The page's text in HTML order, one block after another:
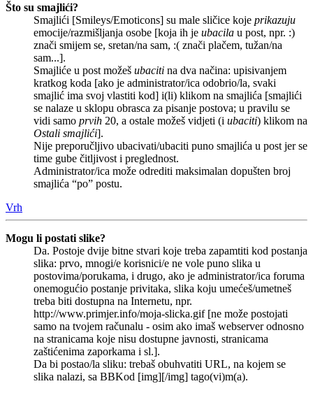
Što su smajlići?
Smajlići [Smileys/Emoticons] su male sličice koje prikazuju
emocije/razmišljanja osobe [koja ih je ubacila u post, npr. :)
znači smijem se, sretan/na sam, :( znači plačem, tužan/na
sam...].
Smajliće u post možeš ubaciti na dva načina: upisivanjem
kratkog koda [ako je administrator/ica odobrio/la, svaki
smajlić ima svoj vlastiti kod] i(li) klikom na smajlića [smajlići
se nalaze u sklopu obrasca za pisanje postova; u pravilu se
vidi samo prvih 20, a ostale možeš vidjeti (i ubaciti) klikom na
Ostali smajlići].
Nije preporučljivo ubacivati/ubaciti puno smajlića u post jer se
time gube čitljivost i preglednost.
Administrator/ica može odrediti maksimalan dopušten broj
smajlića “po” postu.
Vrh
Mogu li postati slike?
Da. Postoje dvije bitne stvari koje treba zapamtiti kod postanja
slika: prvo, mnogi/e korisnici/e ne vole puno slika u
postovima/porukama, i drugo, ako je administrator/ica foruma
onemogućio postanje privitaka, slika koju umećeš/umetneš
treba biti dostupna na Internetu, npr.
http://www.primjer.info/moja-slicka.gif [ne može postojati
samo na tvojem računalu - osim ako imaš webserver odnosno
na stranicama koje nisu dostupne javnosti, stranicama
zaštićenima zaporkama i sl.].
Da bi postao/la sliku: trebaš obuhvatiti URL, na kojem se
slika nalazi, sa BBKod [img][/img] tago(vi)m(a).